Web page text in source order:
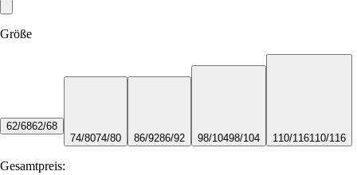
Größe
62/6862/68
74/8074/80 86/9286/92 98/10498/104 110/116110/116
Gesamtpreis: